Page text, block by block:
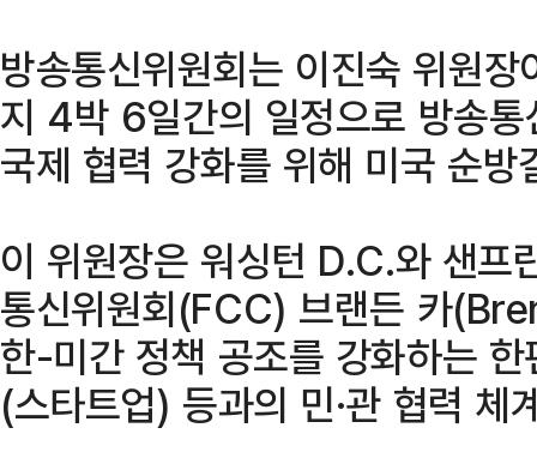
방송통신위원회는 이진숙 위원
지 4박 6일간의 일정으로 방송
국제 협력 강화를 위해 미국 순방
이 위원장은 워싱턴 D.C.와 샌프
통신위원회(FCC) 브랜든 카
한-미간 정책 공조를 강화하는
(스타트업) 등과의 민·관 협력 체